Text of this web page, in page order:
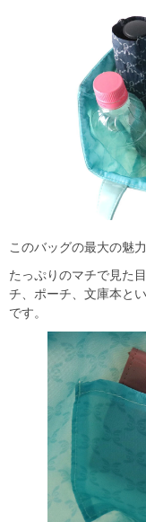
このバッグの最大の魅
たっぷりのマチで見た
チ、ポーチ、文庫本と
です。